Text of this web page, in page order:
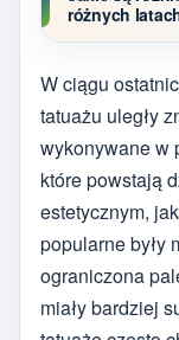
różnych
W ciągu
tatuażu uległy
wykonywane w
które powstają
estetycznym,
popularne były
ograniczona
miały bardziej